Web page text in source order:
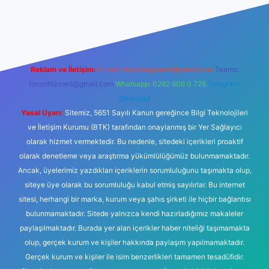
Reklam ve İletişim: E-mail: backlinkpaneli@gmail.com Teams:
forumhizmeti@gmail.com Whatsapp: 0262 606 0 726 Telegram:
@karabul
Yasal Uyarı: Sitemiz, 5651 Sayılı Kanun gereğince Bilgi Teknolojileri
ve İletişim Kurumu (BTK) tarafından onaylanmış bir Yer Sağlayıcı
olarak hizmet vermektedir. Bu nedenle, sitedeki içerikleri proaktif
olarak denetleme veya araştırma yükümlülüğümüz bulunmamaktadır.
Ancak, üyelerimiz yazdıkları içeriklerin sorumluluğunu taşımakta olup,
siteye üye olarak bu sorumluluğu kabul etmiş sayılırlar. Bu internet
sitesi, herhangi bir marka, kurum veya şahıs şirketi ile hiçbir bağlantısı
bulunmamaktadır. Sitede yalnızca kendi hazırladığımız makaleler
paylaşılmaktadır. Burada yer alan içerikler haber niteliği taşımamakta
olup, gerçek kurum ve kişiler hakkında paylaşım yapılmamaktadır.
Gerçek kurum ve kişiler ile isim benzerlikleri tamamen tesadüfidir.